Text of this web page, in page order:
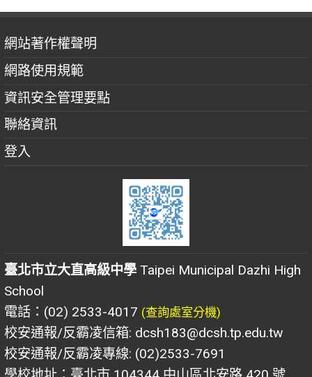
網站著作權聲明
網路使用規範
資訊安全管理要點
聯絡資訊
登入
臺北市立大直高級中學 Taipei Municipal Dazhi High
School
電話：(02) 2533-4017 (查詢處室分機)
校安通報/反霸凌信箱: dcsh183@dcsh.tp.edu.tw
校安通報/反霸凌專線: (02)2533-7691